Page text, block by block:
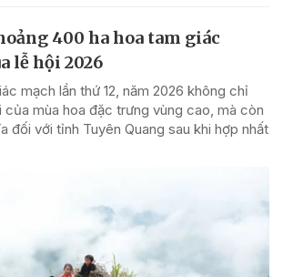
400 ha hoa tam giác
lễ hội 2026
mạch lần thứ 12, năm 2026 không chỉ
của mùa hoa đặc trưng vùng cao, mà còn
đối với tỉnh Tuyên Quang sau khi hợp nhất